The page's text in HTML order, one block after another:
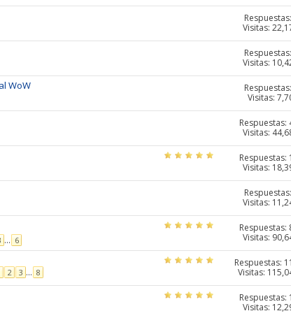
Visitas:
Respuestas:
Visitas:
WoW Respuestas:
Visitas:
Respuestas:
Visitas:
Respuestas:
Visitas:
Respuestas:
Visitas:
... 6
Respuestas:
Visitas:
2 3 ... 8
Respuestas:
Visitas:
Respuestas:
Visitas: